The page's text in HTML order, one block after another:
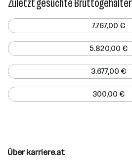
Zuletzt gesuchte Bruttogehälter
7.767,00 €
5.820,00 €
3.677,00 €
300,00 €
Über karriere.at